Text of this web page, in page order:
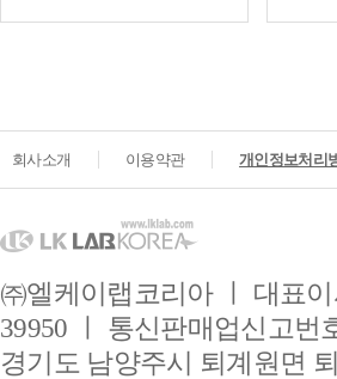
회사소개 이용약관 개인정보처리
㈜엘케이랩코리아 ㅣ 대표
39950 ㅣ 통신판매업신고번
경기도 남양주시 퇴계원면